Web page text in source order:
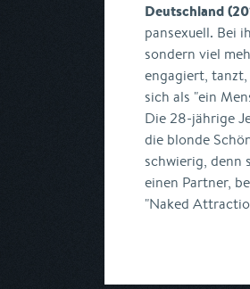
Deutschland
pansexuell. Bei
sondern viel
engagiert,
sich als "ein
Die 28-jährige
die blonde
schwierig, denn
einen Partner,
"Naked